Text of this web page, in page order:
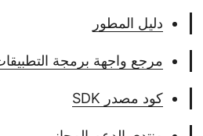
دليل المطور
مرجع واجهة برمجة التطبيقات
كود مصدر SDK